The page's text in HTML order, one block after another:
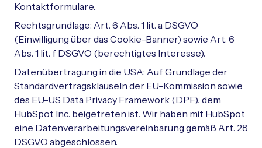
Kontaktformulare.
Rechtsgrundlage: Art. 6 Abs. 1 lit. a DSGVO
(Einwilligung über das Cookie-Banner) sowie Art. 6
Abs. 1 lit. f DSGVO (berechtigtes Interesse).
Datenübertragung in die USA: Auf Grundlage der
Standardvertragsklauseln der EU-Kommission sowie
des EU-US Data Privacy Framework (DPF), dem
HubSpot Inc. beigetreten ist. Wir haben mit HubSpot
eine Datenverarbeitungsvereinbarung gemäß Art. 28
DSGVO abgeschlossen.